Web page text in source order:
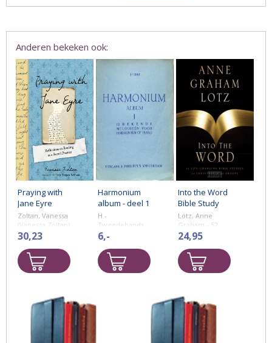
Anderen bekeken ook:
Praying with
Jane Eyre
Zoltan, Vanessa
(Vanessa Zoltan)
- Reflections on
Reading as a
Sacred Practice
30,23
Harmonium
album - deel 1
-
Tweedehands
notenschrift
H -
Tweedehands
bladmuziek.
6,-
Into the Word
Bible Study
Guide
Lotz, Anne
Graham - 52
Life-Changing
Bible Studies
for Individuals
and Groups
24,95